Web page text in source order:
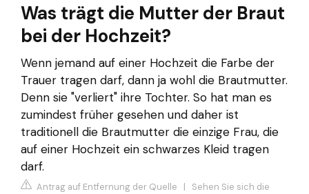
Was trägt die Mutter der Braut
bei der Hochzeit?
Wenn jemand auf einer Hochzeit die Farbe der
Trauer tragen darf, dann ja wohl die Brautmutter.
Denn sie "verliert" ihre Tochter. So hat man es
zumindest früher gesehen und daher ist
traditionell die Brautmutter die einzige Frau, die
auf einer Hochzeit ein schwarzes Kleid tragen
darf.
Antrag auf Entfernung der Quelle | Sehen Sie sich die